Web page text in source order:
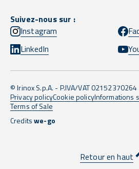
Suivez-nous sur :
Instagram
LinkedIn
© Irinox S.p.A. - P.IVA/VAT 02152370264
Privacy policyCookie policyInformations
Terms of Sale
Creditswe-go
Retour en haut